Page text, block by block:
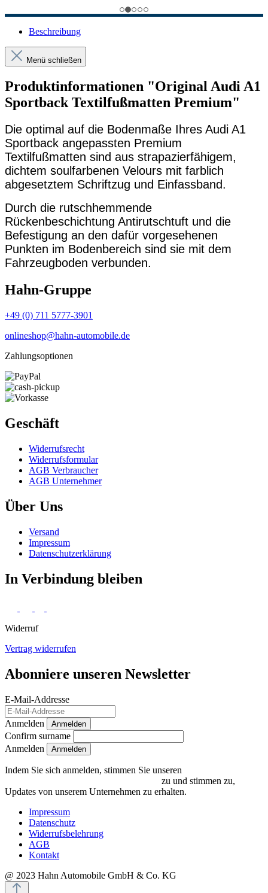
Beschreibung
Menü schließen
Produktinformationen "Original Audi A1
Sportback Textilfußmatten Premium"
Die optimal auf die Bodenmaße Ihres Audi A1
Sportback angepassten Premium
Textilfußmatten sind aus strapazierfähigem,
dichtem soulfarbenen Velours mit farblich
abgesetztem Schriftzug und Einfassband.
Durch die rutschhemmende
Rückenbeschichtung Antirutschtuft und die
Befestigung an den dafür vorgesehenen
Punkten im Bodenbereich sind sie mit dem
Fahrzeugboden verbunden.
Hahn-Gruppe
+49 (0) 711 5777-3901
onlineshop@hahn-automobile.de
Zahlungsoptionen
Geschäft
Widerrufs­recht
Widerrufs­formular
AGB Verbraucher
AGB Unternehmer
Über Uns
Versand
Impressum
Daten­schutz­erklärung
In Verbindung bleiben
Widerruf
Vertrag widerrufen
Abonniere unseren Newsletter
E-Mail-Addresse
Anmelden Anmelden
Confirm surname
Anmelden
Indem Sie sich anmelden, stimmen Sie unseren
zu und stimmen zu,
Updates von unserem Unternehmen zu erhalten.
Impressum
Datenschutz
Widerrufsbelehrung
AGB
Kontakt
@ 2023 Hahn Automobile GmbH & Co. KG